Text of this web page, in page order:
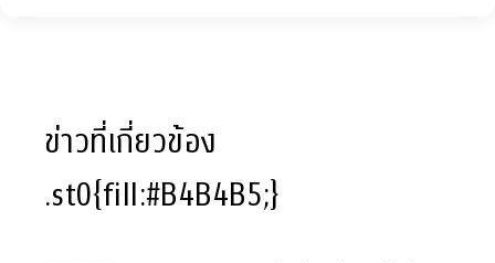
ข่าวที่เกี่ยวข้อง
.st0{fill:#B4B4B5;}